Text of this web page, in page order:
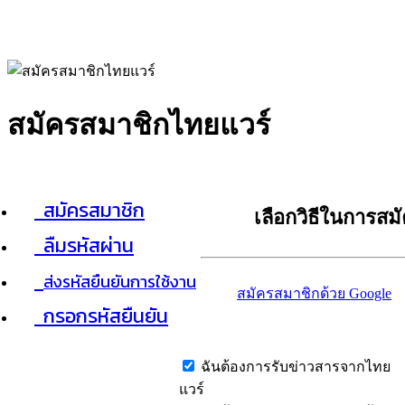
สมัครสมาชิกไทยแวร์
สมัครสมาชิก
ลืมรหัสผ่าน
ส่งรหัสยืนยันการใช้งาน
กรอกรหัสยืนยัน
เลือกวิธีในการส
สมัครสมาชิกด้วย Google
ฉันต้องการรับข่าวสารจากไทย
แวร์